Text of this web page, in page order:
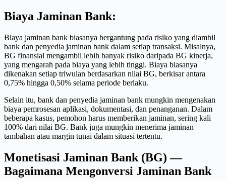
Biaya Jaminan Bank:
Biaya jaminan bank biasanya bergantung pada risiko yang diambil
bank dan penyedia jaminan bank dalam setiap transaksi. Misalnya,
BG finansial mengambil lebih banyak risiko daripada BG kinerja,
yang mengarah pada biaya yang lebih tinggi. Biaya biasanya
dikenakan setiap triwulan berdasarkan nilai BG, berkisar antara
0,75% hingga 0,50% selama periode berlaku.
Selain itu, bank dan penyedia jaminan bank mungkin mengenakan
biaya pemrosesan aplikasi, dokumentasi, dan penanganan. Dalam
beberapa kasus, pemohon harus memberikan jaminan, sering kali
100% dari nilai BG. Bank juga mungkin menerima jaminan
tambahan atau margin tunai dalam situasi tertentu.
Monetisasi Jaminan Bank (BG) —
Bagaimana Mengonversi Jaminan Bank